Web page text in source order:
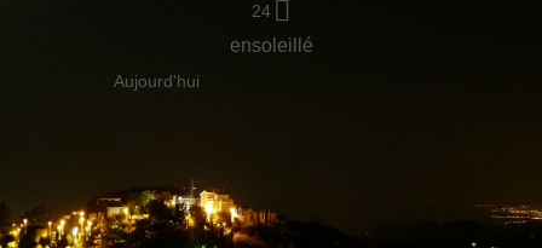
24
ensoleillé
Aujourd'hui